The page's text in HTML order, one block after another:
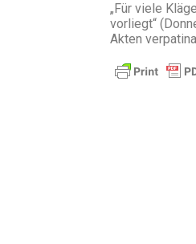
„Für viele
vorliegt“
Akten